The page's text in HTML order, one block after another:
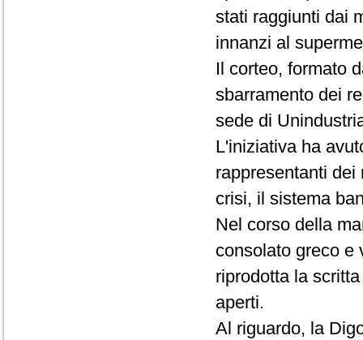
stati raggiunti dai
innanzi al
Il corteo, formato
sbarramento dei
sede di
L'iniziativa ha
rappresentanti
crisi, il sistema
Nel corso della
consolato greco e
riprodotta la
aperti.
Al riguardo, la